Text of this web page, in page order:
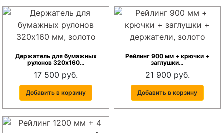
Держатель для бумажных
рулонов 320х160…
17 500 руб.
Добавить в корзину
Рейлинг 900 мм + крючки +
заглушки…
21 900 руб.
Добавить в корзину